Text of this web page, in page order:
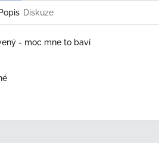
Popis Diskuze
- moc mne to baví